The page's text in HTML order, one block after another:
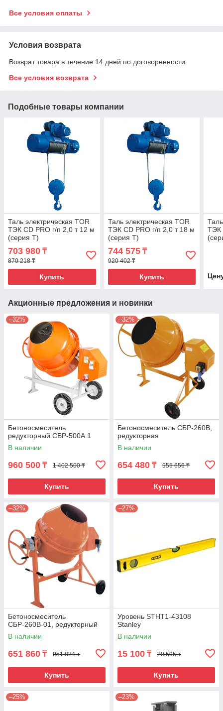
Все условия оплаты
Условия возврата
Возврат товара в течение 14 дней по договоренности
Все условия возврата
Подобные товары компании
Таль электрическая TOR
ТЭК CD PRO г/п 2,0 т 12 м
(серия T)
703 980 ₸
870 218 ₸
Купить
Таль электрическая TOR
ТЭК CD PRO г/п 2,0 т 18 м
(серия T)
744 575₸
920 402 ₸
Купить
ТЭК
Акционные предложения и новинки
–32%
Бетоносмеситель
редукторный СБР-500А.1
В наличии
960 500 ₸ 1 402 500 ₸
Купить
–32%
Бетоносмеситель СБР-260В,
редукторная
В наличии
654 480 ₸ 955 656 ₸
Купить
–32%
Бетоносмеситель
СБР-260В-01, редукторный
В наличии
651 860 ₸ 951 824 ₸
Купить
–27%
Уровень STHT1-43108
Stanley
В наличии
15 100 ₸ 20 595 ₸
Купить
–25% –23%